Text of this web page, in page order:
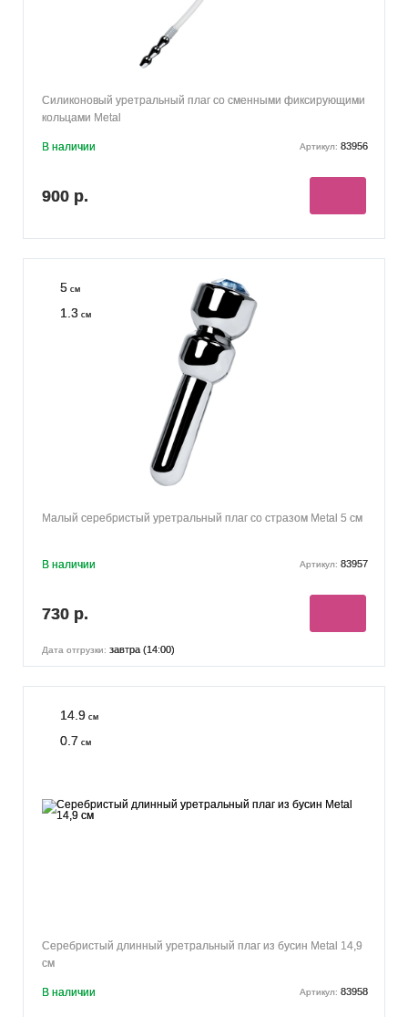
Силиконовый уретральный плаг со сменными фиксирующими
кольцами Metal
В наличии Артикул: 83956
900 р.
5 см
1.3 см
Малый серебристый уретральный плаг со стразом Metal 5 см
В наличии Артикул: 83957
730 р.
Дата отгрузки: завтра (14:00)
14.9 см
0.7 см
Серебристый длинный уретральный плаг из бусин Metal 14,9
см
В наличии Артикул: 83958